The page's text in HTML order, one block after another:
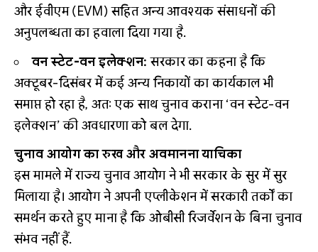
और ईवीएम (EVM) सहित अन्य आवश्यक संसाधनों की
अनुपलब्धता का हवाला दिया गया है.
वन स्टेट-वन इलेक्शन: सरकार का कहना है कि
अक्टूबर-दिसंबर में कई अन्य निकायों का कार्यकाल भी
समाप्त हो रहा है, अतः एक साथ चुनाव कराना ‘वन स्टेट-वन
इलेक्शन’ की अवधारणा को बल देगा.
चुनाव आयोग का रुख और अवमानना याचिका
इस मामले में राज्य चुनाव आयोग ने भी सरकार के सुर में सुर
मिलाया है। आयोग ने अपनी एप्लीकेशन में सरकारी तर्कों का
समर्थन करते हुए माना है कि ओबीसी रिजर्वेशन के बिना चुनाव
संभव नहीं हैं.